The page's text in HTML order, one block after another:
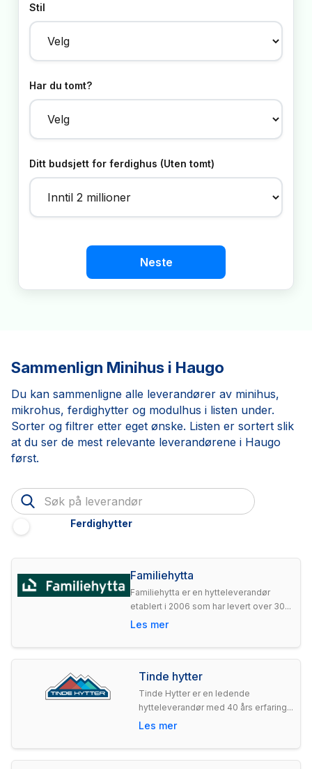
Stil
Har du tomt?
Ditt budsjett for ferdighus (Uten tomt)
Neste
Sammenlign Minihus i Haugo
Du kan sammenligne alle leverandører av minihus,
mikrohus, ferdighytter og modulhus i listen under.
Sorter og filtrer etter eget ønske. Listen er sortert slik
at du ser de mest relevante leverandørene i Haugo
først.
Ferdighytter
Familiehytta
Familiehytta er en hytteleverandør
etablert i 2006 som har levert over 30...
Les mer
Tinde hytter
Tinde Hytter er en ledende
hytteleverandør med 40 års erfaring...
Les mer